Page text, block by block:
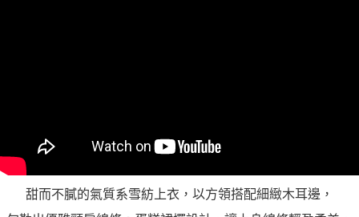
甜而不膩的氣質系雪紡上衣，以方領搭配細緻木耳邊，